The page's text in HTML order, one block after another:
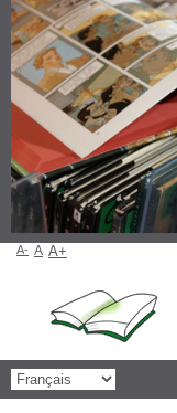
A- A A+